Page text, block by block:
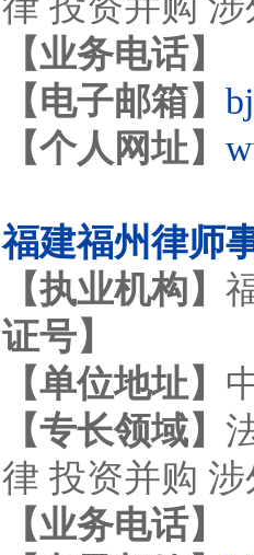
【业务电话】
【电子邮箱】
【个人网址】
福建福州律师
【执业机构】
证号】
【单位地址】
【专长领域】
律 投资并购
【业务电话】